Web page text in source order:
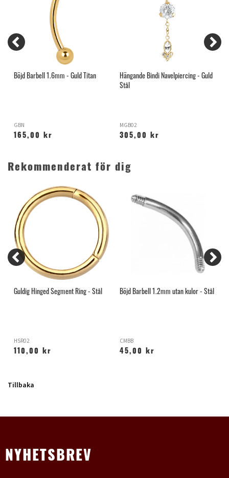
Böjd Barbell 1.6mm - Guld Titan
GBN
165,00 kr
Hängande Bindi Navelpiercing - Guld
Stål
MGB02
305,00 kr
Rekommenderat för dig
Guldig Hinged Segment Ring - Stål
HSR02
110,00 kr
Böjd Barbell 1.2mm utan kulor - Stål
CMBB
45,00 kr
Tillbaka
NYHETSBREV